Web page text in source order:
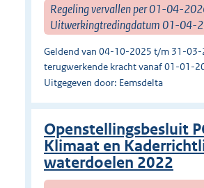
Regeling vervallen per 01-04-
Uitwerkingtredingdatum 01-04-
Geldend van 04-10-2025 t/m 31-
terugwerkende kracht vanaf 01-01-
Uitgegeven door: Eemsdelta
Openstellingsbesluit
Klimaat en
waterdoelen 2022